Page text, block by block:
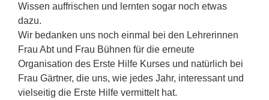
Wissen auffrischen und lernten sogar noch etwas
dazu.
Wir bedanken uns noch einmal bei den Lehrerinnen
Frau Abt und Frau Bühnen für die erneute
Organisation des Erste Hilfe Kurses und natürlich bei
Frau Gärtner, die uns, wie jedes Jahr, interessant und
vielseitig die Erste Hilfe vermittelt hat.